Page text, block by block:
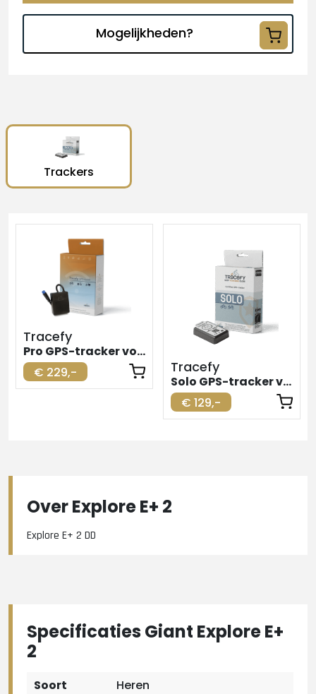
Mogelijkheden?
Trackers
Tracefy
Pro GPS-tracker voor elektrische fiets
€ 229,-
Tracefy
Solo GPS-tracker voor elektrische fiets
€ 129,-
Over Explore E+ 2
Explore E+ 2 DD
Specificaties Giant Explore E+
2
Soort Heren